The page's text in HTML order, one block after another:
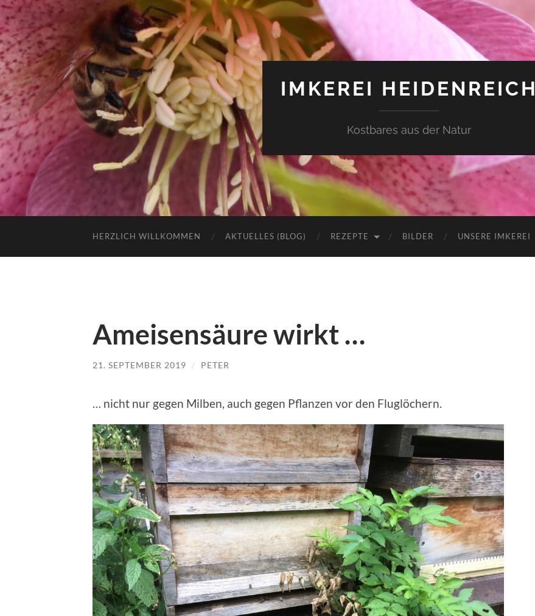
IMKEREI HEIDENREICH
Kostbares aus der Natur
HERZLICH WILLKOMMEN AKTUELLES (BLOG) REZEPTE BILDER UNSERE IMKEREI
Ameisensäure wirkt …
21. SEPTEMBER 2019 / PETER
… nicht nur gegen Milben, auch gegen Pflanzen vor den Fluglöchern.